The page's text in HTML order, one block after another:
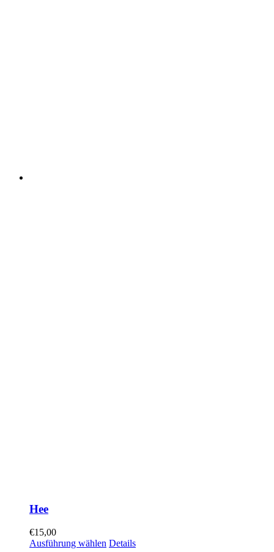
Hee
€15,00
Ausführung wählen Details